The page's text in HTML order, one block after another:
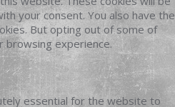
your consent. You also have the
But opting out of some of
browsing experience.
essential for the website to